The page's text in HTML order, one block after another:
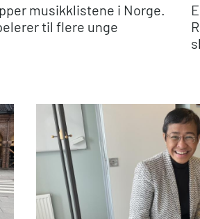
musikklistene i Norge.
til flere unge